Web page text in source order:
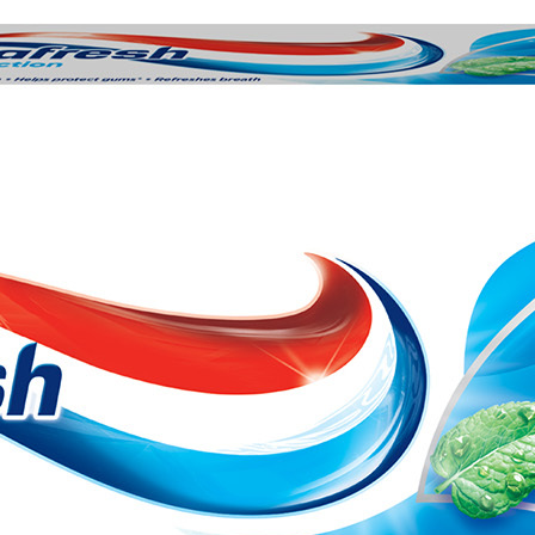
Voće i povrće
Riba i plodovi mora
Tijesto i pripravci od tijesta
Jela od mesa i povrća
Pelene i vlažne maramice
Pelene
Dječja hrana
Povratak
Dječja hrana